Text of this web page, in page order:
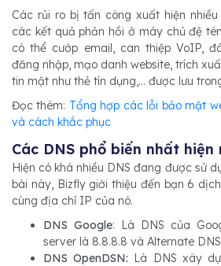
Các rủi ro bị tấn công xuất hiện
các kết quả phản hồi ở máy chủ đệ
có thể cướp email, can thiệp VoIP,
đăng nhập, mạo danh website, trích
tin mật như thẻ tín dụng,... được lưu
Đọc thêm: Tổng hợp các lỗi bảo mật
và cách khắc phục
Các DNS phổ biến nhất hiện
Hiện có khá nhiều DNS đang được sử
bài này, Bizfly giới thiệu đến bạn 6
cùng địa chỉ IP của nó.
DNS Google: Là DNS của
server là 8.8.8.8 và Alternate
DNS OpenDSN: Là DNS xây